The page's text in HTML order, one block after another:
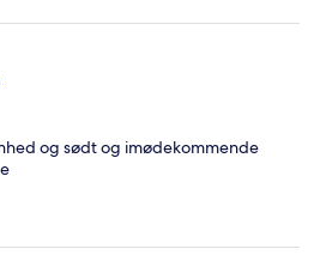
og sødt og imødekommende